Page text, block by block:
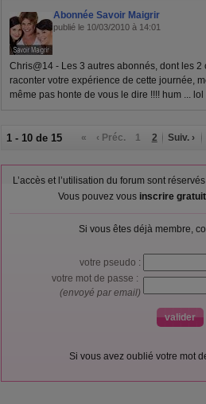
Abonnée Savoir Maigrir
publié le 10/03/2010 à 14:01
Chris@14 - Les 3 autres abonnés, dont les
raconter votre expérience de cette journée,
même pas honte de vous le dire !!!! hum ... lol
1 - 10 de 15 « ‹ Préc. 1 2 Suiv. ›
L’accès et l’utilisation du forum sont
Vous pouvez vous inscrire
Si vous êtes déjà membre,
votre pseudo :
votre mot de passe :
(envoyé par email)
Si vous avez oublié votre mot